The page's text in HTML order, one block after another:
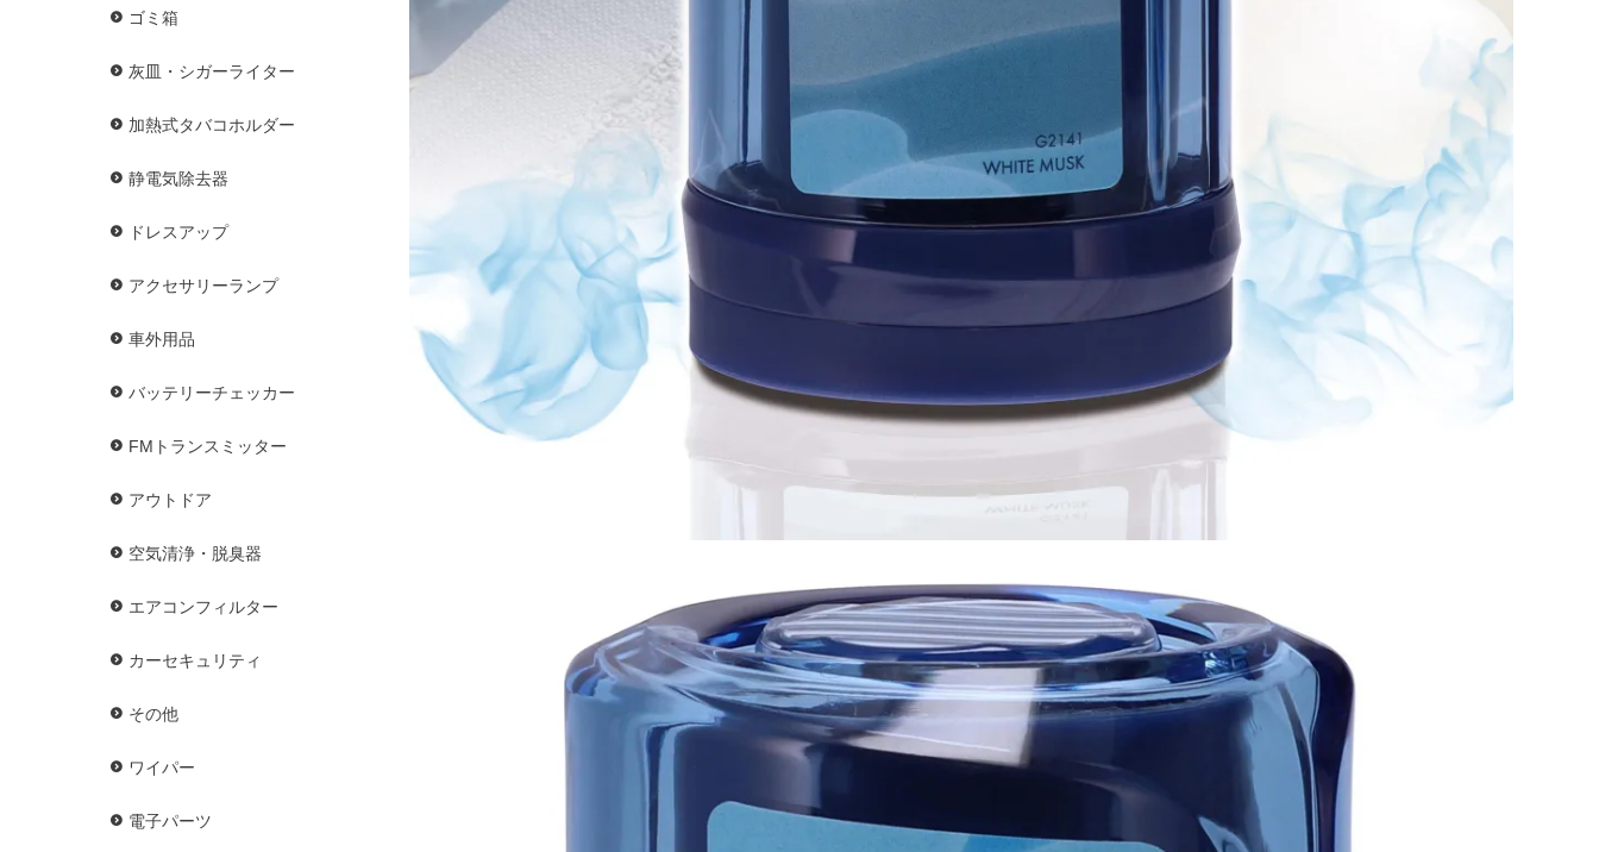
ゴミ箱
灰皿・シガーライター
加熱式タバコホルダー
静電気除去器
ドレスアップ
アクセサリーランプ
車外用品
バッテリーチェッカー
FMトランスミッター
アウトドア
空気清浄・脱臭器
エアコンフィルター
カーセキュリティ
その他
ワイパー
電子パーツ